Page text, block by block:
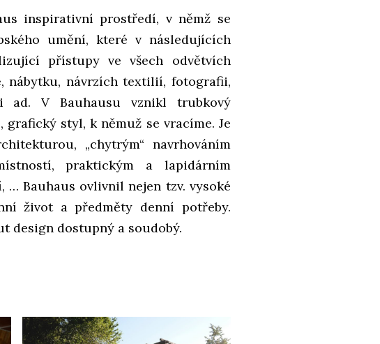
inspirativní prostředí, v němž se
umění, které v následujících
přístupy ve všech odvětvích
nábytku, návrzích textilií, fotografii,
ad. V Bauhausu vznikl trubkový
styl, k němuž se vracíme. Je
„chytrým“ navrhováním
praktickým a lapidárním
… Bauhaus ovlivnil nejen tzv. vysoké
život a předměty denní potřeby.
design dostupný a soudobý.